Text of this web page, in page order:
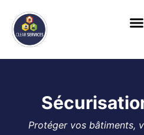
content
Protéger vos bâtiments,